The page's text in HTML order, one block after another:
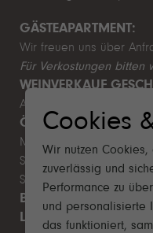
GÄSTEAPARTMENT:
Wir freuen uns über
Für Verkostungen bitten
WEINVERKAUF
August 2026
ÖFFNUNGSZEITEN
Mo–Fr 9.00–12.00 &
Sa 10.00–14.00 Uhr
So & Feiertage Ruhetag
BETRIEBSFERIEN
LEITBILD
Cookies
Wir nutzen
zuverlässig und
Performance zu
und personalisierte
das funktioniert,